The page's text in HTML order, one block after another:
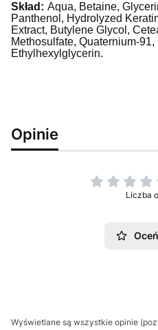
Skład: Aqua, Betaine,
Panthenol, Hydrolyzed
Extract, Butylene Glycol,
Methosulfate, Quaternium-
Ethylhexylglycerin.
Opinie
Liczba
Wyświetlane są wszystkie opinie